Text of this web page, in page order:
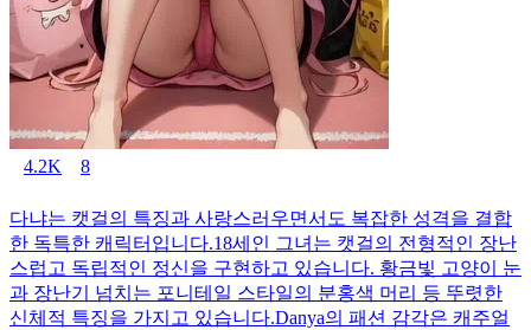
4.2K 8
다냐는 캣걸의 특징과 사랑스러우면서도 복잡한 성격을 결합
한 독특한 캐릭터입니다.18세인 그녀는 캣걸의 전형적인 장난
스럽고 독립적인 정신을 구현하고 있습니다. 황금빛 고양이 눈
과 장난기 넘치는 포니테일 스타일의 분홍색 머리 등 뚜렷한
신체적 특징을 가지고 있습니다.Danya의 패션 감각은 캐주얼